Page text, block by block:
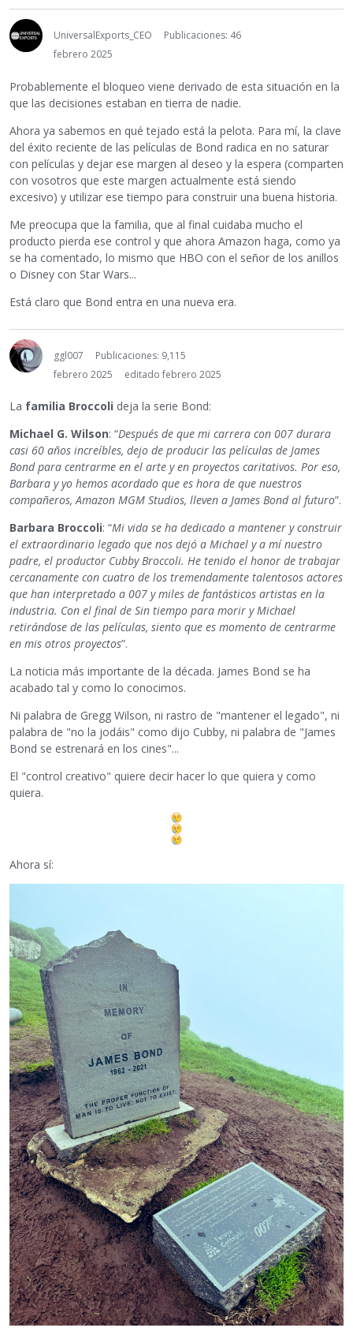
UniversalExports_CEO
Publicaciones: 46
febrero 2025
Probablemente el bloqueo viene derivado de esta situación en la
que las decisiones estaban en tierra de nadie.
Ahora ya sabemos en qué tejado está la pelota. Para mí, la clave
del éxito reciente de las películas de Bond radica en no saturar
con películas y dejar ese margen al deseo y la espera (comparten
con vosotros que este margen actualmente está siendo
excesivo) y utilizar ese tiempo para construir una buena historia.
Me preocupa que la familia, que al final cuidaba mucho el
producto pierda ese control y que ahora Amazon haga, como ya
se ha comentado, lo mismo que HBO con el señor de los anillos
o Disney con Star Wars...
Está claro que Bond entra en una nueva era.
ggl007
Publicaciones: 9,115
febrero 2025
editado febrero 2025
La familia Broccoli deja la serie Bond:
Michael G. Wilson: “Después de que mi carrera con 007 durara
casi 60 años increíbles, dejo de producir las películas de James
Bond para centrarme en el arte y en proyectos caritativos. Por eso,
Barbara y yo hemos acordado que es hora de que nuestros
compañeros, Amazon MGM Studios, lleven a James Bond al futuro”.
Barbara Broccoli: “Mi vida se ha dedicado a mantener y construir
el extraordinario legado que nos dejó a Michael y a mí nuestro
padre, el productor Cubby Broccoli. He tenido el honor de trabajar
cercanamente con cuatro de los tremendamente talentosos actores
que han interpretado a 007 y miles de fantásticos artistas en la
industria. Con el final de Sin tiempo para morir y Michael
retirándose de las películas, siento que es momento de centrarme
en mis otros proyectos”.
La noticia más importante de la década. James Bond se ha
acabado tal y como lo conocimos.
Ni palabra de Gregg Wilson, ni rastro de "mantener el legado", ni
palabra de "no la jodáis" como dijo Cubby, ni palabra de "James
Bond se estrenará en los cines"...
El "control creativo" quiere decir hacer lo que quiera y como
quiera.
Ahora sí: